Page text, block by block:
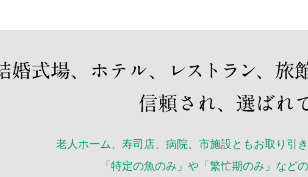
老人ホーム、寿司店、病院、市施設ともお取り引
「特定の魚のみ」や「繁忙期のみ」など